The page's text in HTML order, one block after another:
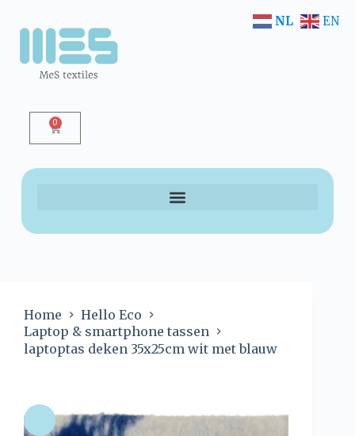
0
Home
Hello Eco
Laptop & smartphone tassen
laptoptas deken 35x25cm wit met blauw
NL EN